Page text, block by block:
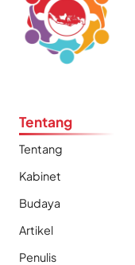
Tentang
Tentang
Kabinet
Budaya
Artikel
Penulis